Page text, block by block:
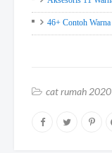
46+ Contoh
cat rumah 2020